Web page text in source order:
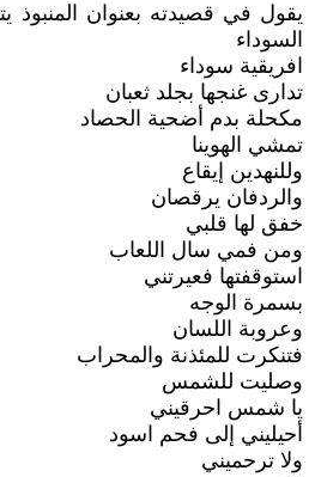
يقول في قصيدته بعنوان المنبوذ
السوداء
افريقية سوداء
تدارى غنجها بجلد ثعبان
مكحلة بدم أضحية الحصاد
تمشي الهوينا
وللنهدين إيقاع
والردفان يرقصان
خفق لها قلبي
ومن فمي سال اللعاب
استوقفتها فعيرتني
بسمرة الوجه
وعروبة اللسان
فتنكرت للمئذنة والمحراب
وصليت للشمس
يا شمس احرقيني
أحيليني إلى فحم اسود
ولا ترحميني